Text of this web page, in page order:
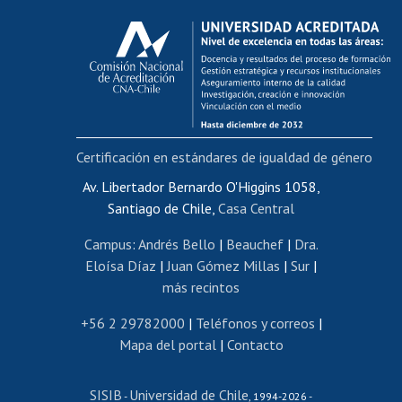
Calificación académica
Postulación al AUCAI
Funcionarias/os
Cursos internos de capacitación
Bienestar del personal
Portal de movilidad interna
Certificado de renta
Certificado de renta honorarios
Editar páginas blancas
Extranjeras/os
Revalidación y reconocimiento de títulos
Postulación al Programa de Movilidad Estudiantil
Cursos de español
Av. Libertador Bernardo O'Higgins 1058,
Santiago de Chile, Casa Central
Campus: Andrés Bello | Beauchef| Dra.
Eloísa Díaz | Juan Gómez Millas | Sur |
más recintos
+56 2 29782000 | Teléfonos y correos |
Mapa del portal| Contacto
SISIB - Universidad de Chile , 1994-2026 -
Certificación en estándares de igualdad de género